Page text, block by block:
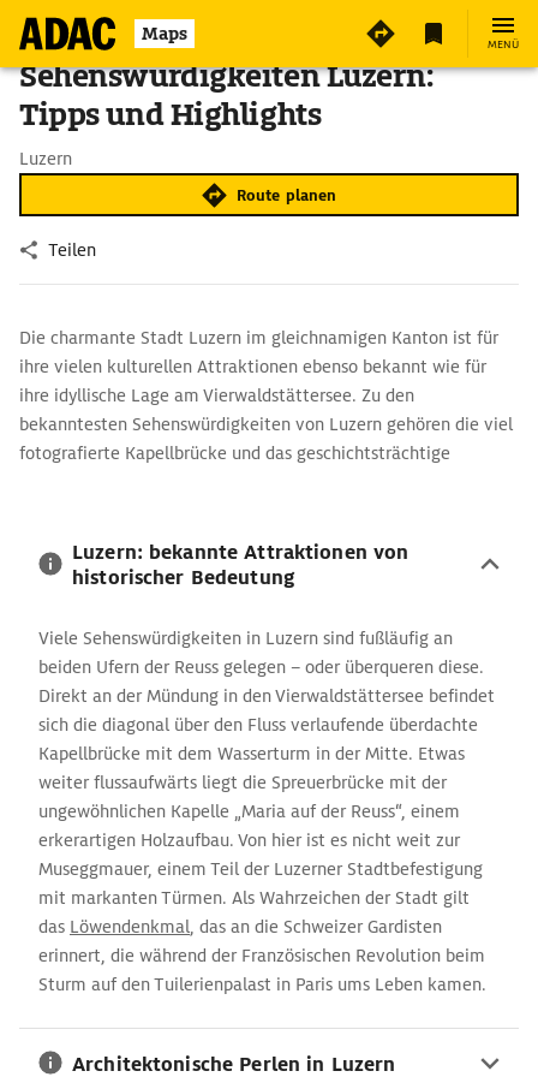
Maps MENÜ
Sehenswürdigkeiten Luzern:
Tipps und Highlights
Luzern
Route planen
Teilen
Die charmante Stadt Luzern im gleichnamigen Kanton ist für
ihre vielen kulturellen Attraktionen ebenso bekannt wie für
ihre idyllische Lage am Vierwaldstättersee. Zu den
bekanntesten Sehenswürdigkeiten von Luzern gehören die viel
fotografierte Kapellbrücke und das geschichtsträchtige
Entlebuch sind einen Ausflug wert.
Luzern: bekannte Attraktionen von
historischer Bedeutung
Viele Sehenswürdigkeiten in Luzern sind fußläufig an
beiden Ufern der Reuss gelegen – oder überqueren diese.
Direkt an der Mündung in den Vierwaldstättersee befindet
sich die diagonal über den Fluss verlaufende überdachte
Kapellbrücke mit dem Wasserturm in der Mitte. Etwas
weiter flussaufwärts liegt die Spreuerbrücke mit der
ungewöhnlichen Kapelle „Maria auf der Reuss“, einem
erkerartigen Holzaufbau. Von hier ist es nicht weit zur
Museggmauer, einem Teil der Luzerner Stadtbefestigung
mit markanten Türmen. Als Wahrzeichen der Stadt gilt
das Löwendenkmal, das an die Schweizer Gardisten
erinnert, die während der Französischen Revolution beim
Sturm auf den Tuilerienpalast in Paris ums Leben kamen.
Architektonische Perlen in Luzern